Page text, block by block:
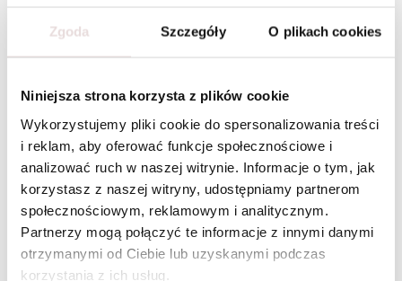
Zgoda Szczegóły O plikach cookies
Niniejsza strona korzysta z plików cookie
Wykorzystujemy pliki cookie do spersonalizowania treści
i reklam, aby oferować funkcje społecznościowe i
analizować ruch w naszej witrynie. Informacje o tym, jak
korzystasz z naszej witryny, udostępniamy partnerom
społecznościowym, reklamowym i analitycznym.
Partnerzy mogą połączyć te informacje z innymi danymi
otrzymanymi od Ciebie lub uzyskanymi podczas
korzystania z ich usług.
Świat VEZZI
— dostępnydla każdego
Kobieta VEZZI to osoba, która lubi podkreślać swój
styl detalami. Ceni elegancję, ale nie zamyka się w
jednej definicji piękna – jednego dnia wybiera